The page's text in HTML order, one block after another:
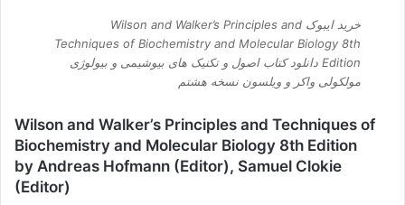
خرید ایبوک Wilson and Walker’s Principles and
Techniques of Biochemistry and Molecular Biology 8th
Edition دانلود کتاب اصول و تکنیک های بیوشیمی و بیولوژی
مولکولی واکر و ویلسون نسخه هشتم
Wilson and Walker’s Principles and Techniques of
Biochemistry and Molecular Biology 8th Edition
by Andreas Hofmann (Editor), Samuel Clokie
(Editor)